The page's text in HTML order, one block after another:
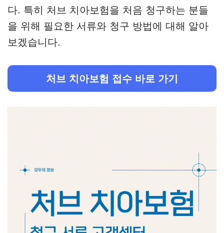
다. 특히 처브 치아보험을 처음 청구하는 분들
을 위해 필요한 서류와 청구 방법에 대해 알아
보겠습니다.
처브 치아보험 접수 바로 가기